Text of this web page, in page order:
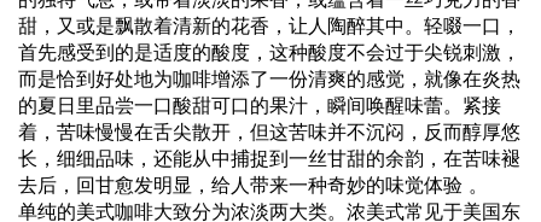
甜，又或是飘散着清新的花香，让人陶醉其中。轻啜一口，
首先感受到的是适度的酸度，这种酸度不会过于尖锐刺激，
而是恰到好处地为咖啡增添了一份清爽的感觉，就像在炎热
的夏日里品尝一口酸甜可口的果汁，瞬间唤醒味蕾。紧接
着，苦味慢慢在舌尖散开，但这苦味并不沉闷，反而醇厚悠
长，细细品味，还能从中捕捉到一丝甘甜的余韵，在苦味褪
去后，回甘愈发明显，给人带来一种奇妙的味觉体验 。
单纯的美式咖啡大致分为浓淡两大类。浓美式常见于美国东